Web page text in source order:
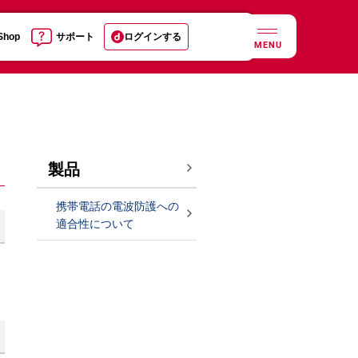
サポート ログインする
MENU
製品
携帯電話の電波防護への
適合性について